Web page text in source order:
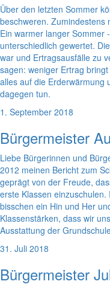
Über den letzten Sommer
beschweren. Zumindestens
Ein warmer langer Sommer
unterschiedlich gewertet.
war und Ertragsausfälle zu
sagen: weniger Ertrag
alles auf die Erderwärmung
dagegen tun.
1. September 2018
Bürgermeister
Liebe Bürgerinnen und
2012 meinen Bericht zum
geprägt von der Freude,
erste Klassen
bisschen ein Hin und Her
Klassenstärken, dass wir
Ausstattung der
31. Juli 2018
Bürgermeister